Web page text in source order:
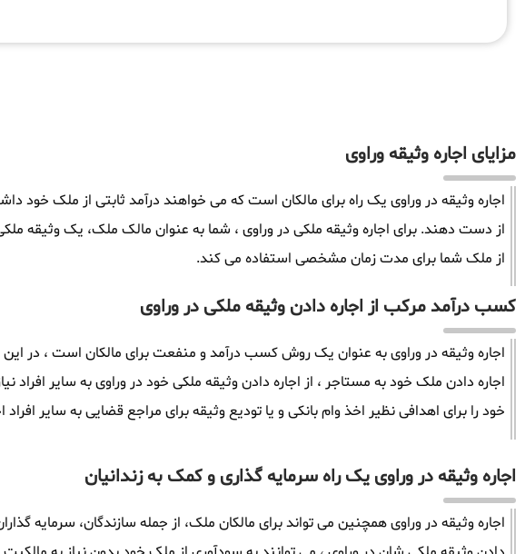
مزایای اجاره وثیقه وراوی
اجاره وثیقه در وراوی یک راه برای مالکان است که می خواهند درآمد ثابتی از ملک خود
از دست دهند. برای اجاره وثیقه ملکی در وراوی ، شما به عنوان مالک ملک، یک وثیقه
از ملک شما برای مدت زمان مشخصی استفاده می کند.
کسب درآمد مرکب از اجاره دادن وثیقه ملکی در وراوی
اجاره وثیقه در وراوی به عنوان یک روش کسب درآمد و منفعت برای مالکان است ، در این
اجاره دادن ملک خود به مستاجر ، از اجاره دادن وثیقه ملکی خود در وراوی به سایر افراد
خود را برای اهدافی نظیر اخذ وام بانکی و یا تودیع وثیقه برای مراجع قضایی به سایر افراد
اجاره وثیقه در وراوی یک راه سرمایه گذاری و کمک به زندانیان
اجاره وثیقه در وراوی همچنین می تواند برای مالکان ملک، از جمله سازندگان، سرمایه